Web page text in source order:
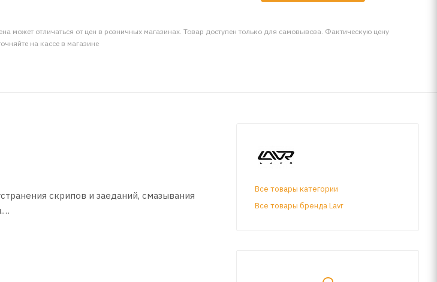
может отличаться от цен в розничных магазинах. Товар доступен только для самовывоза. Фактическую цену
на кассе в магазине
скрипов и заеданий, смазывания
Все товары категории
Все товары бренда Lavr